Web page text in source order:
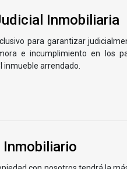
Inmobiliaria
para garantizar
e incumplimiento en los
inmueble arrendado.